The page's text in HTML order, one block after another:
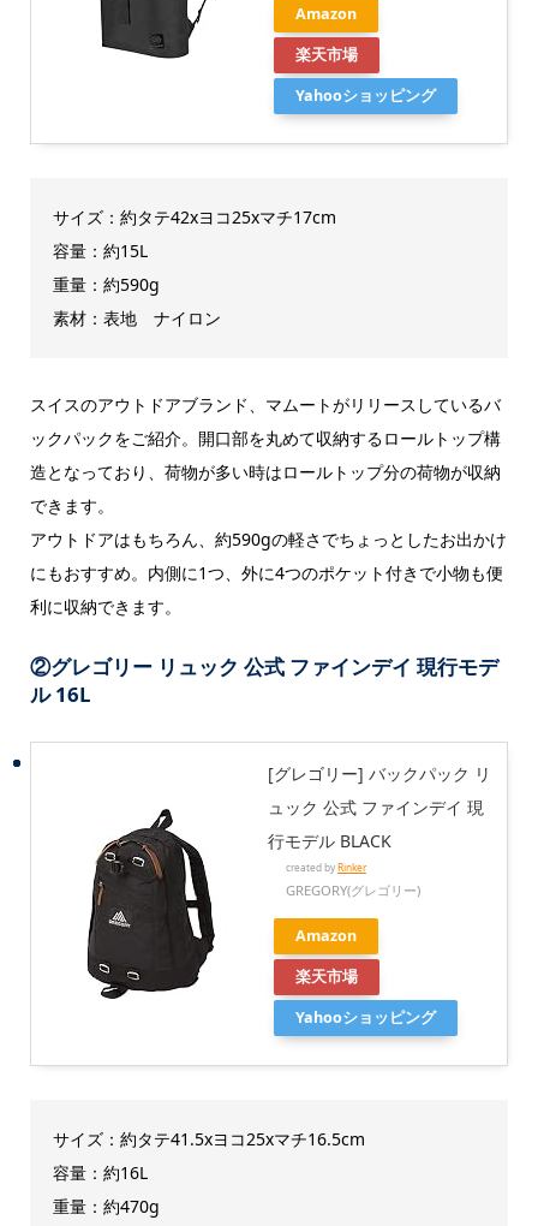
Amazon
楽天市場
Yahooショッピング
サイズ：約タテ42xヨコ25xマチ17cm
容量：約15L
重量：約590g
素材：表地 ナイロン
スイスのアウトドアブランド、マムートがリリースしているバ
ックパックをご紹介。開口部を丸めて収納するロールトップ構
造となっており、荷物が多い時はロールトップ分の荷物が収納
できます。
アウトドアはもちろん、約590gの軽さでちょっとしたお出かけ
にもおすすめ。内側に1つ、外に4つのポケット付きで小物も便
利に収納できます。
②グレゴリー リュック 公式 ファインデイ 現行モデ
ル 16L
[グレゴリー] バックパック リ
ュック 公式 ファインデイ 現
行モデル BLACK
created byRinker
GREGORY(グレゴリー)
Amazon
楽天市場
Yahooショッピング
サイズ：約タテ41.5xヨコ25xマチ16.5cm
容量：約16L
重量：約470g